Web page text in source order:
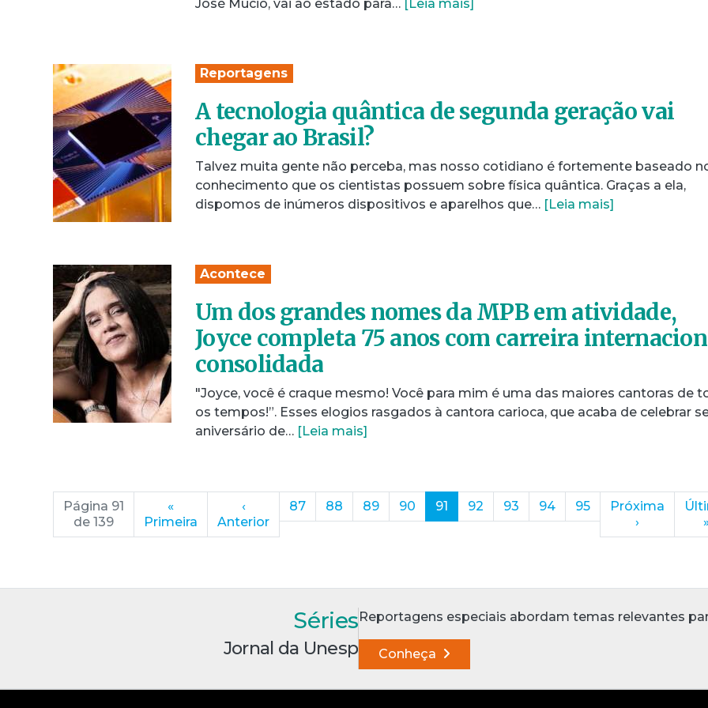
José Múcio, vai ao estado para… [Leia mais]
Reportagens
A tecnologia quântica de segunda geração vai
chegar ao Brasil?
Talvez muita gente não perceba, mas nosso cotidiano é fortemente baseado
conhecimento que os cientistas possuem sobre física quântica. Graças a ela,
dispomos de inúmeros dispositivos e aparelhos que… [Leia mais]
Acontece
Um dos grandes nomes da MPB em atividade,
Joyce completa 75 anos com carreira
consolidada
"Joyce, você é craque mesmo! Você para mim é uma das maiores cantoras de
os tempos!”. Esses elogios rasgados à cantora carioca, que acaba de celebrar
aniversário de… [Leia mais]
Página 91
de 139
«
Primeira
‹
Anterior
87 88 89 90 91 (current)
92 93 94 95
Próxima
›
Séries
Jornal da Unesp
Reportagens especiais abordam temas relevantes
Conheça